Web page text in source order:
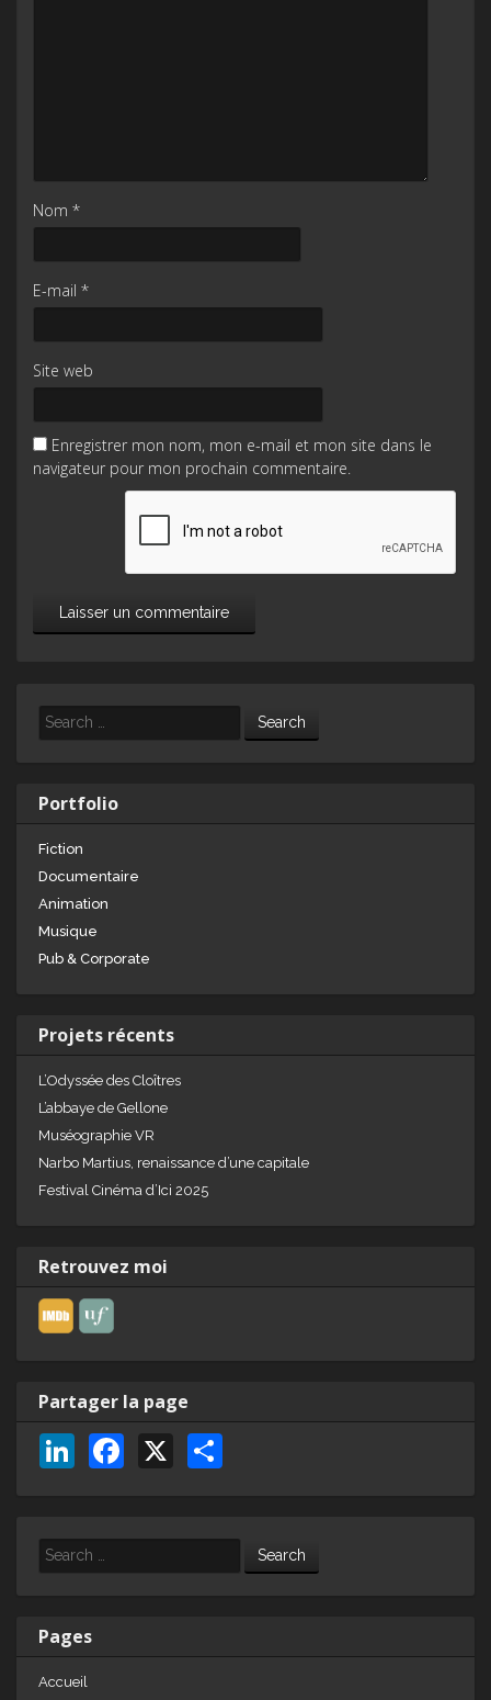
Nom *
E-mail *
Site web
Enregistrer mon nom, mon e-mail et mon site dans le
navigateur pour mon prochain commentaire.
Search
Portfolio
Fiction
Documentaire
Animation
Musique
Pub & Corporate
Projets récents
L’Odyssée des Cloîtres
L’abbaye de Gellone
Muséographie VR
Narbo Martius, renaissance d’une capitale
Festival Cinéma d’Ici 2025
Retrouvez moi
Partager la page
Li
e
n
o
X
Search
Pages
Accueil